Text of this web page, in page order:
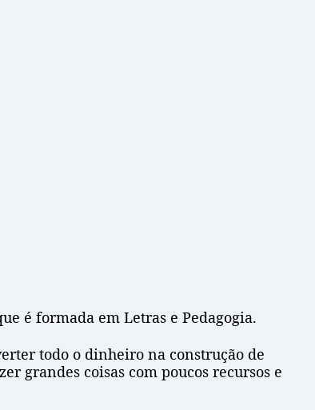
é formada em Letras e Pedagogia.
todo o dinheiro na construção de
grandes coisas com poucos recursos e